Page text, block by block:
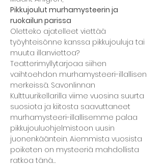
Pikkujoulut murhamysteerin ja
ruokailun parissa
Oletteko ajatelleet viettää
työyhteisönne kanssa pikkujouluja tai
muuta illanviettoa?
Teatterimyllytarjoaa siihen
vaihtoehdon murhamysteeri-illallisen
merkeissä. Savonlinnan
Kulttuurikellarilla viime vuosina suurta
suosiota ja kiitosta saavuttaneet
murhamysteeri-illallisemme palaa
pikkujouluohjelmistoon uusin
juonenkääntein. Aiemmista vuosista
poiketen on mysteeriä mahdollista
ratkoa tänä…